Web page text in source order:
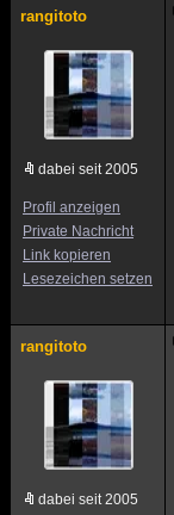
rangitoto
dabei seit 2005
Profil anzeigen
Private Nachricht
Link kopieren
Lesezeichen setzen
rangitoto
dabei seit 2005